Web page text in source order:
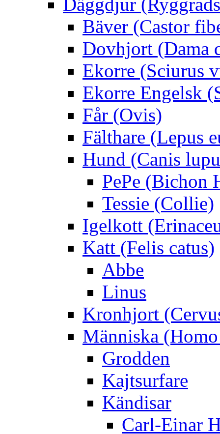
Bäver (Castor
Dovhjort (Dama
Ekorre (Sciurus
Ekorre Engelsk
Får (Ovis)
Fälthare (Lepus
Hund (Canis
PePe (Bichon
Tessie (Collie)
Igelkott
Katt (Felis catus)
Abbe
Linus
Kronhjort
Människa
Grodden
Kajtsurfare
Kändisar
Carl-Einar